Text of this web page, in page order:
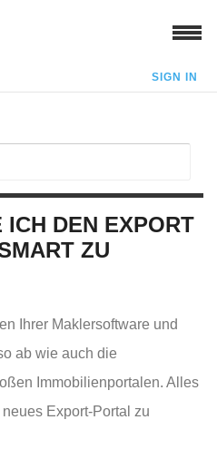
SIGN IN
DEN EXPORT
ZU
Ihrer Maklersoftware und
ab wie auch die
Immobilienportalen. Alles
Export-Portal zu